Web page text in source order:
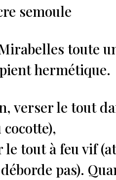
semoule
toute
hermétique.
verser le tout
tout à feu vif
pas).